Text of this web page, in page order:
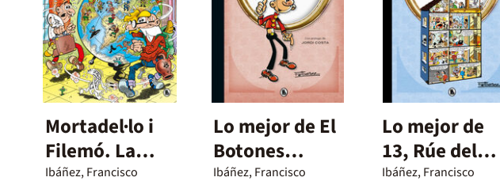
Mortadel·lo i
Filemó. La
Ibáñez, Francisco
Lo mejor de El
Botones
Ibáñez, Francisco
Lo mejor de
13, Rúe del
Ibáñez, Francisco